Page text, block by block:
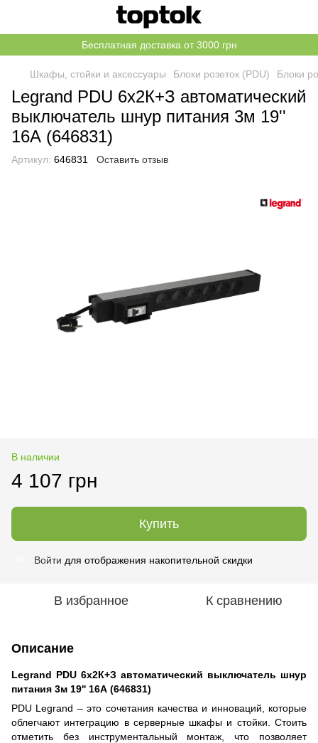
Бесплатная доставка от 3000 грн
Шкафы, стойки и аксессуары Блоки розеток (PDU) Блоки
Legrand PDU 6x2К+З автоматический
выключатель шнур питания 3м 19''
16А (646831)
Артикул: 646831 Оставить отзыв
В наличии
4 107 грн
Купить
Войти для отображения накопительной скидки
В избранное К сравнению
Описание
Legrand PDU 6x2К+З автоматический выключатель шнур
питания 3м 19'' 16А (646831)
PDU Legrand – это сочетания качества и инноваций, которые
облегчают интеграцию в серверные шкафы и стойки. Стоить
отметить без инструментальный монтаж, что позволяет